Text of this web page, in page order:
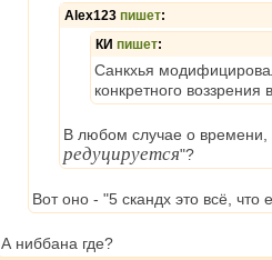
Alex123 пишет:
КИ пишет:
Санкхья
конкретного воззрения
В любом случае о времени,
редуцируется"?
Вот оно - "5 скандх это всё, что
А ниббана где?